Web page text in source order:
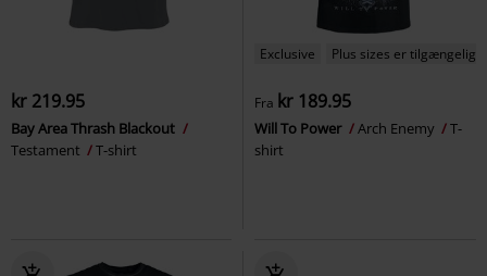
kr 219.95
Bay Area Thrash Blackout
Testament
T-shirt
Exclusive Plus sizes er tilgængelige
Fra kr 189.95
Will To Power Arch Enemy
T-
shirt